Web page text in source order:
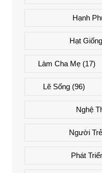
Hạnh
Hạt
Làm Cha Mẹ (17)
Lẽ Sống (96)
Nghệ
Người
Phát